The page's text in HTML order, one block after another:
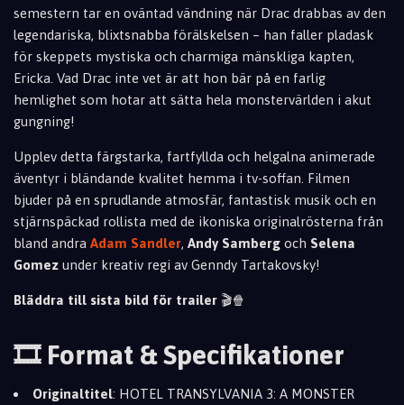
semestern tar en oväntad vändning när Drac drabbas av den
legendariska, blixtsnabba förälskelsen – han faller pladask
för skeppets mystiska och charmiga mänskliga kapten,
Ericka. Vad Drac inte vet är att hon bär på en farlig
hemlighet som hotar att sätta hela monstervärlden i akut
gungning!
Upplev detta färgstarka, fartfyllda och helgalna animerade
äventyr i bländande kvalitet hemma i tv-soffan. Filmen
bjuder på en sprudlande atmosfär, fantastisk musik och en
stjärnspäckad rollista med de ikoniska originalrösterna från
bland andra Adam Sandler, Andy Samberg och Selena
Gomez under kreativ regi av Genndy Tartakovsky!
Bläddra till sista bild för trailer 🎬🍿
🎞️ Format & Specifikationer
Originaltitel: HOTEL TRANSYLVANIA 3: A MONSTER